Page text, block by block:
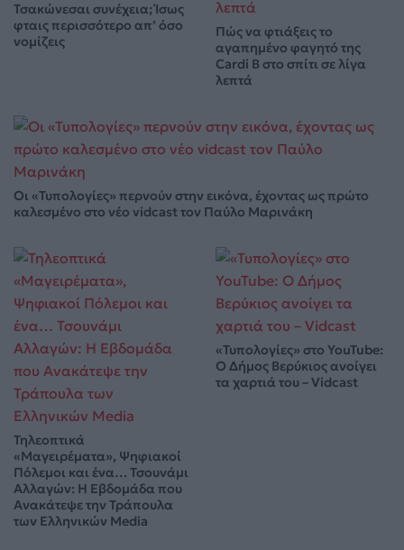
Τσακώνεσαι συνέχεια; Ίσως
φταις περισσότερο απ’ όσο
νομίζεις
Πώς να φτιάξεις το
αγαπημένο φαγητό της
Cardi B στο σπίτι σε λίγα
λεπτά
Οι «Τυπολογίες» περνούν στην εικόνα, έχοντας ως πρώτο
καλεσμένο στο νέο vidcast τον Παύλο Μαρινάκη
Τηλεοπτικά
«Μαγειρέματα», Ψηφιακοί
Πόλεμοι και ένα… Τσουνάμι
Αλλαγών: Η Εβδομάδα που
Ανακάτεψε την Τράπουλα
των Ελληνικών Media
«Τυπολογίες» στο YouTube:
Ο Δήμος Βερύκιος ανοίγει
τα χαρτιά του – Vidcast